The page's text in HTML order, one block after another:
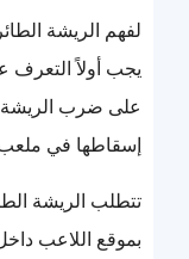
لفهم الريشة
يجب أولاً التعرف
على ضرب
إسقاطها في
تتطلب الريشة
بموقع اللاعب